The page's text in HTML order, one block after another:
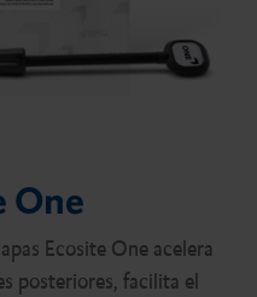
One
Ecosite One acelera
posteriores, facilita el